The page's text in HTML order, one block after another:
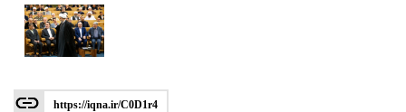
https://iqna.ir/C0D1r4